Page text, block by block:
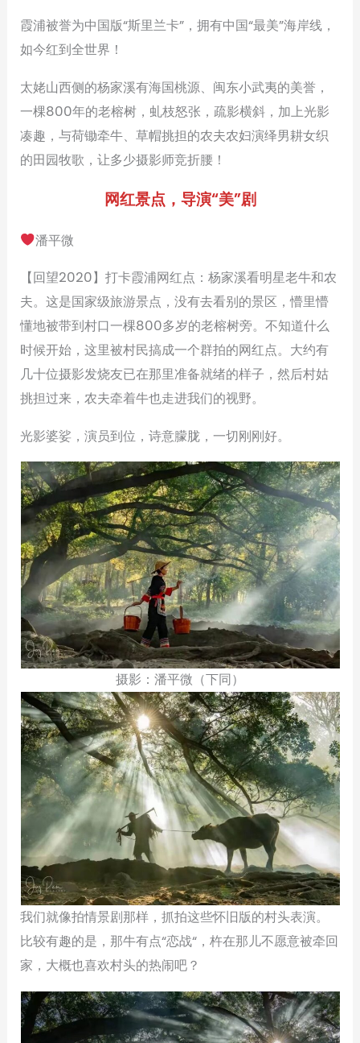
霞浦被誉为中国版“斯里兰卡”，拥有中国“最美”海岸线，
如今红到全世界！
太姥山西侧的杨家溪有海国桃源、闽东小武夷的美誉，
一棵800年的老榕树，虬枝怒张，疏影横斜，加上光影
凑趣，与荷锄牵牛、草帽挑担的农夫农妇演绎男耕女织
的田园牧歌，让多少摄影师竞折腰！
网红景点，导演“美”剧
潘平微
【回望2020】打卡霞浦网红点：杨家溪看明星老牛和农
夫。这是国家级旅游景点，没有去看别的景区，懵里懵
懂地被带到村口一棵800多岁的老榕树旁。不知道什么
时候开始，这里被村民搞成一个群拍的网红点。大约有
几十位摄影发烧友已在那里准备就绪的样子，然后村姑
挑担过来，农夫牵着牛也走进我们的视野。
光影婆娑，演员到位，诗意朦胧，一切刚刚好。
摄影：潘平微（下同）
我们就像拍情景剧那样，抓拍这些怀旧版的村头表演。
比较有趣的是，那牛有点“恋战“，杵在那儿不愿意被牵回
家，大概也喜欢村头的热闹吧？